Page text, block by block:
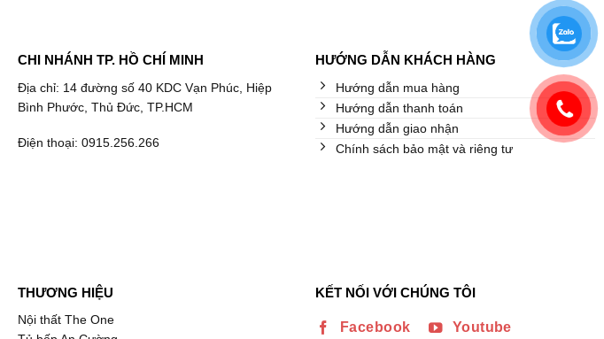
CHI NHÁNH TP. HỒ CHÍ MINH
Địa chỉ: 14 đường số 40 KDC Vạn Phúc, Hiệp
Bình Phước, Thủ Đức, TP.HCM
Điện thoại: 0915.256.266
HƯỚNG DẪN KHÁCH HÀNG
Hướng dẫn mua hàng
Hướng dẫn thanh toán
Hướng dẫn giao nhận
Chính sách bảo mật và riêng tư
THƯƠNG HIỆU
Nội thất The One
KẾT NỐI VỚI CHÚNG TÔI
Facebook Youtube